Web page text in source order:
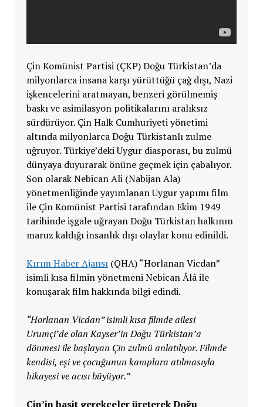
Çin Komünist Partisi (ÇKP) Doğu Türkistan’da
milyonlarca insana karşı yürüttüğü çağ dışı, Nazi
işkencelerini aratmayan, benzeri görülmemiş
baskı ve asimilasyon politikalarını aralıksız
sürdürüyor. Çin Halk Cumhuriyeti yönetimi
altında milyonlarca Doğu Türkistanlı zulme
uğruyor. Türkiye’deki Uygur diasporası, bu zulmü
dünyaya duyurarak önüne geçmek için çabalıyor.
Son olarak Nebican Ali (Nabijan Ala)
yönetmenliğinde yayımlanan Uygur yapımı film
ile Çin Komünist Partisi tarafından Ekim 1949
tarihinde işgale uğrayan Doğu Türkistan halkının
maruz kaldığı insanlık dışı olaylar konu edinildi.
Kırım Haber Ajansı(QHA) “Horlanan Vicdan”
isimli kısa filmin yönetmeni Nebican Âlâ ile
konuşarak film hakkında bilgi edindi.
“Horlanan Vicdan” isimli kısa filmde ailesi
Urumçi’de olan Kayser’in Doğu Türkistan’a
dönmesi ile başlayan Çin zulmü anlatılıyor. Filmde
kendisi, eşi ve çocuğunun kamplara atılmasıyla
hikayesi ve acısı büyüyor.”
Çin’in basit gerekçeler üreterek Doğu